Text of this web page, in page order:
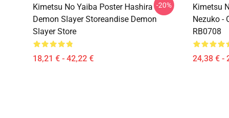
Kimetsu No Yaiba Poster Hashira
Demon Slayer Storeandise Demon
Slayer Store
18,21 € - 42,22 €
-20%
Kimetsu
Nezuko -
RB0708
24,38 € -